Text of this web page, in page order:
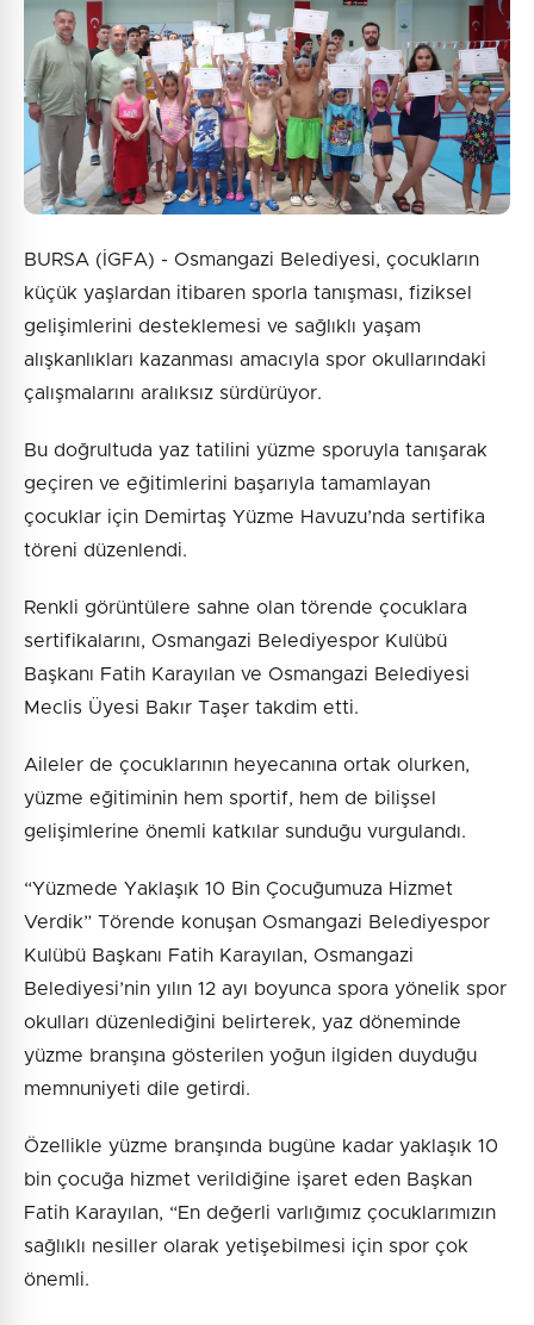
BURSA (İGFA) - Osmangazi Belediyesi, çocukların
küçük yaşlardan itibaren sporla tanışması, fiziksel
gelişimlerini desteklemesi ve sağlıklı yaşam
alışkanlıkları kazanması amacıyla spor okullarındaki
çalışmalarını aralıksız sürdürüyor.
Bu doğrultuda yaz tatilini yüzme sporuyla tanışarak
geçiren ve eğitimlerini başarıyla tamamlayan
çocuklar için Demirtaş Yüzme Havuzu’nda sertifika
töreni düzenlendi.
Renkli görüntülere sahne olan törende çocuklara
sertifikalarını, Osmangazi Belediyespor Kulübü
Başkanı Fatih Karayılan ve Osmangazi Belediyesi
Meclis Üyesi Bakır Taşer takdim etti.
Aileler de çocuklarının heyecanına ortak olurken,
yüzme eğitiminin hem sportif, hem de bilişsel
gelişimlerine önemli katkılar sunduğu vurgulandı.
“Yüzmede Yaklaşık 10 Bin Çocuğumuza Hizmet
Verdik” Törende konuşan Osmangazi Belediyespor
Kulübü Başkanı Fatih Karayılan, Osmangazi
Belediyesi’nin yılın 12 ayı boyunca spora yönelik spor
okulları düzenlediğini belirterek, yaz döneminde
yüzme branşına gösterilen yoğun ilgiden duyduğu
memnuniyeti dile getirdi.
Özellikle yüzme branşında bugüne kadar yaklaşık 10
bin çocuğa hizmet verildiğine işaret eden Başkan
Fatih Karayılan, “En değerli varlığımız çocuklarımızın
sağlıklı nesiller olarak yetişebilmesi için spor çok
önemli.